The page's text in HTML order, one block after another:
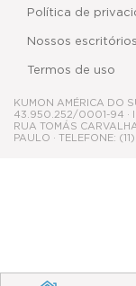
Política de
Termos de uso
Nossos escritórios
KUMON AMÉRICA DO
43.950.252/0001-94 ·
RUA TOMÁS
PAULO · TELEFONE: